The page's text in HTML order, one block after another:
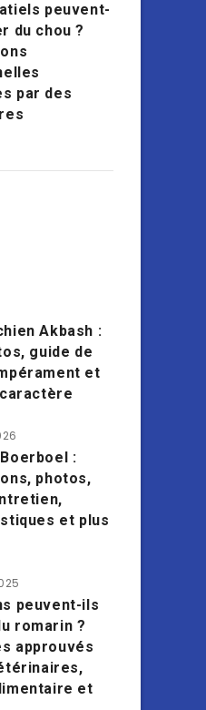
peuvent-
du chou ?
par des
Akbash :
guide de
et
:
photos,
et plus
peuvent-ils
romarin ?
approuvés
et